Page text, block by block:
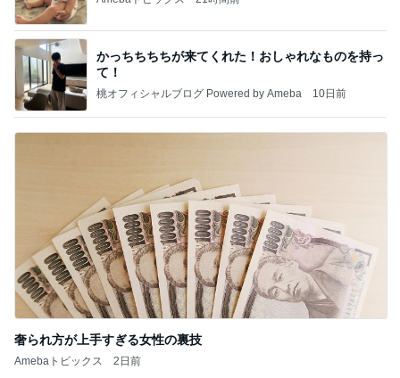
かっちちちちが来てくれた！おしゃれなものを持っ
て！
桃オフィシャルブログ Powered by Ameba 10日前
奢られ方が上手すぎる女性の裏技
Amebaトピックス 2日前